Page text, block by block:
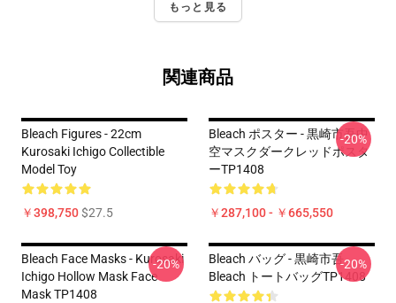
もっと見る
関連商品
Bleach Figures - 22cm
Kurosaki Ichigo Collectible
Model Toy
￥398,750$27.5
Bleach ポスター - 黒崎市吾中
空マスクダークレッドポスタ
ーTP1408
￥287,100 - ￥665,550
-20%
Bleach Face Masks - Kurosaki
Ichigo Hollow Mask Face
Mask TP1408
-20%
Bleach バッグ - 黒崎市吾
Bleach トートバッグTP1408
-20%